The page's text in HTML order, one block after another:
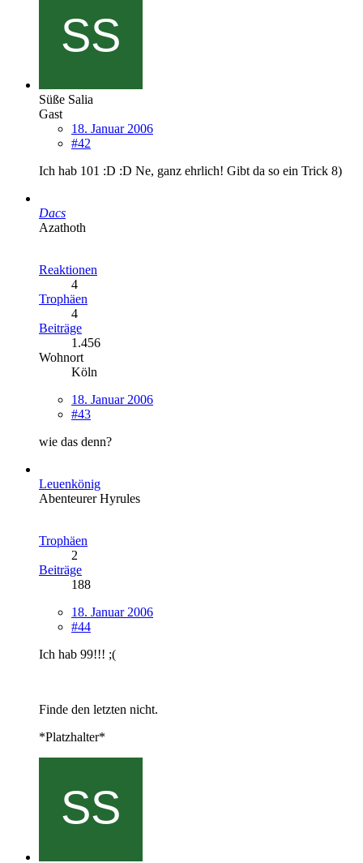
Süße Salia
Gast
18. Januar 2006
#42
Ich hab 101 :D :D Ne, ganz ehrlich! Gibt da so ein Trick 8)
Dacs
Azathoth
Reaktionen
4
Trophäen
4
Beiträge
1.456
Wohnort
Köln
18. Januar 2006
#43
wie das denn?
Leuenkönig
Abenteurer Hyrules
Trophäen
2
Beiträge
188
18. Januar 2006
#44
Ich hab 99!!! ;(
Finde den letzten nicht.
*Platzhalter*